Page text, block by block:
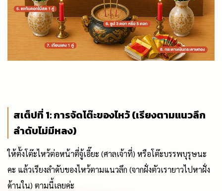
สเต็ปที่ 1: การจัดโต๊ะของไหว้ (เรียงตามแนวลึก
ลำดับไม่มีหลง)
ให้ตั้งโต๊ะไหว้ต่อหน้าตี่จู้เอี๊ยะ (ศาลเจ้าที่) หรือโต๊ะบรรพบุรุษนะ
คะ แล้วเรียงลำดับของไหว้ตามแนวลึก (จากฝั่งตัวเรายาวไปหาฝั่ง
ด้านใน) ตามนี้เลยค่ะ